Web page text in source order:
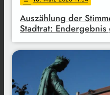
Auszählung der
Stadtrat: